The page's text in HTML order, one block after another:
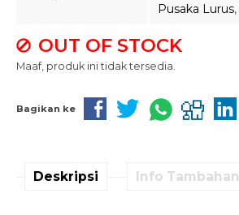
Pusaka Lurus,
OUT OF STOCK
Maaf, produk ini tidak tersedia.
Bagikan ke
Deskripsi Info Tambahan